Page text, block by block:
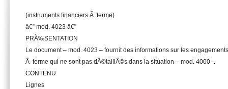
(instruments financiers Ã terme)
â€” mod. 4023 â€”
PRÃ‰SENTATION
Le document – mod. 4023 – fournit des informations sur les
Ã terme qui ne sont pas dÃ©taillÃ©s dans la situation – mod. 4000 -.
CONTENU
Lignes